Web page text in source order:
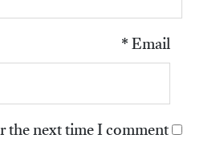
Email
*
next time I comment.